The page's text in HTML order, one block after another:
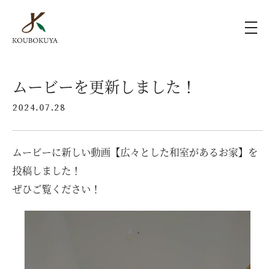
KOUBOKUYAの家づくり
施工事例
ラインナップ
モデルハウス（KOUBOX）
ムービーを更新しました！
2024.07.28
ムービーに新しい動画【広々とした和室があるお家】を
投稿しました！
ぜひご覧ください！